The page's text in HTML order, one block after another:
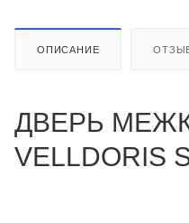
ОПИСАНИЕ
ДВЕРЬ
VELLDORIS